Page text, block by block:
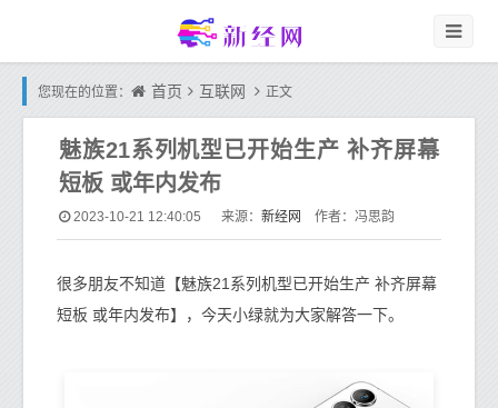
您现在的位置： 首页 互联网 正文
魅族21系列机型已开始生产 补齐屏幕
短板 或年内发布
2023-10-21 12:40:05 来源： 新经网 作者：冯思韵
很多朋友不知道【魅族21系列机型已开始生产 补齐屏幕
短板 或年内发布】，今天小绿就为大家解答一下。